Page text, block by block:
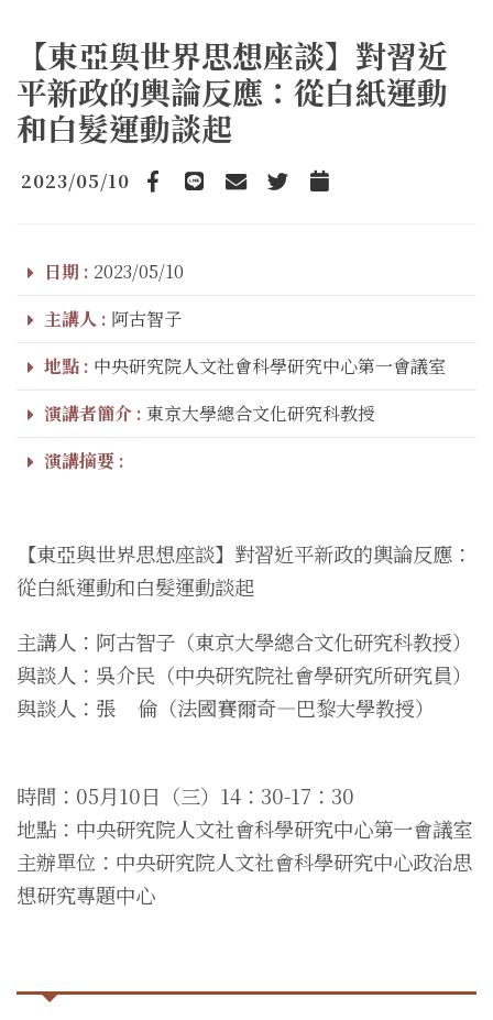
【東亞與世界思想座談】對習近
平新政的輿論反應：從白紙運動
和白髮運動談起
2023/05/10
Facebook
line emailTwitterAdd to Calendar
日期 : 2023/05/10
主講人 : 阿古智子
地點 : 中央研究院人文社會科學研究中心第一會議室
演講者簡介 : 東京大學總合文化研究科教授
演講摘要 :
【東亞與世界思想座談】對習近平新政的輿論反應：
從白紙運動和白髮運動談起
主講人：阿古智子（東京大學總合文化研究科教授）
與談人：吳介民（中央研究院社會學研究所研究員）
與談人：張 倫（法國賽爾奇—巴黎大學教授）
時間：05月10日（三）14：30-17：30
地點：中央研究院人文社會科學研究中心第一會議室
主辦單位：中央研究院人文社會科學研究中心政治思
想研究專題中心